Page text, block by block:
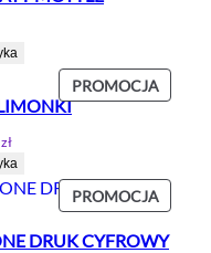
PROMOCJA
W
złAktualna
cena
wynosi:
PROMOCJA
W
DRUK CYFROWY